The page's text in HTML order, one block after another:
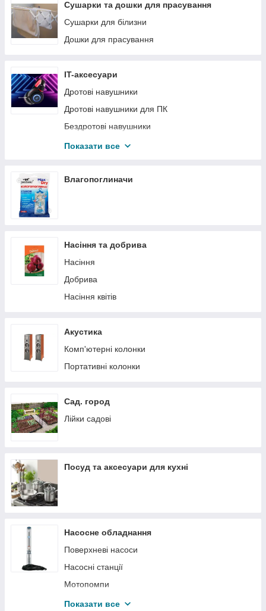
Вироби з силікону
Заварювальні чайники
Нержавіюча сталь
Кришки
Млини і кавомолки
Набори для соку і склянки
Обідні набори
Столові прилади
Вироби з пластику
Сушарки та дошки для прасування
Сушарки для білизни
Дошки для прасування
IT-аксесуари
Дротові навушники
Дротові навушники для ПК
Бездротові навушники
Кабелі USB
Смарт- годинники
Показати все
Влагопоглиначи
Насіння та добрива
Насіння
Добрива
Насіння квітів
Акустика
Комп'ютерні колонки
Портативні колонки
Сад. город
Лійки садові
Посуд та аксесуари для кухні
Насосне обладнання
Поверхневі насоси
Насосні станції
Мотопомпи
Дренажні насоси
Показати все